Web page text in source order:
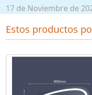
17 de Noviembre de
Estos productos